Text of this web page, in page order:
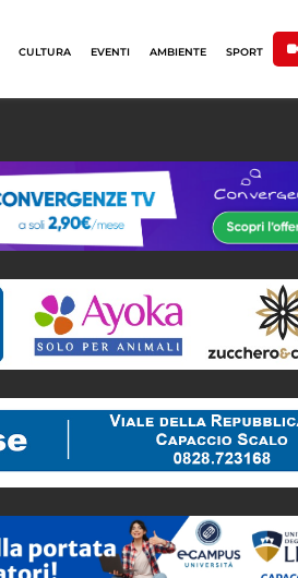
CULTURA EVENTI AMBIENTE SPORT